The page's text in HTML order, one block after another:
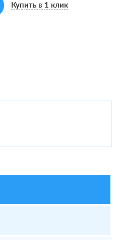
Купить в 1 клик